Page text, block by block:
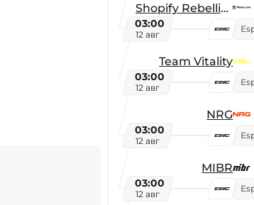
Shopify Rebellion
03:00
12 авг
Team Vitality
03:00
12 авг
NRG
03:00
12 авг
MIBR
03:00
12 авг